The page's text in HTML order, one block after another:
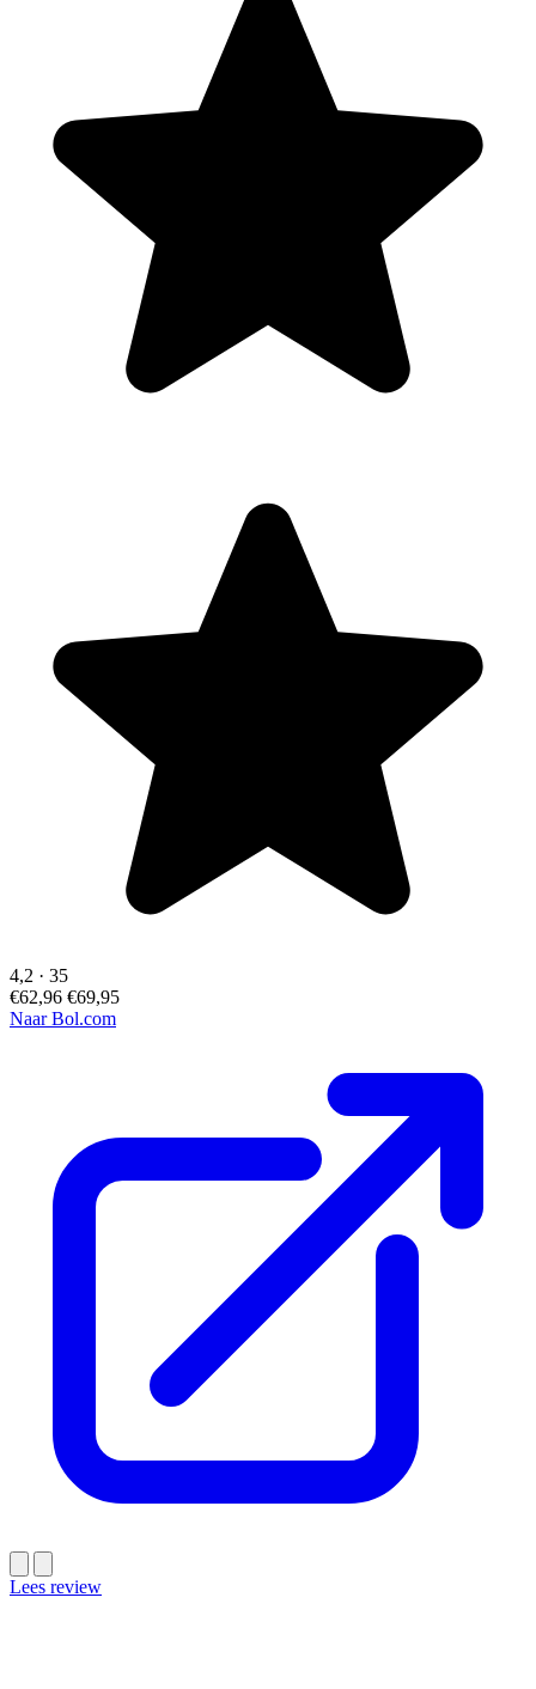
4,2 · 35
€62,96 €69,95
Naar Bol.com
Lees review